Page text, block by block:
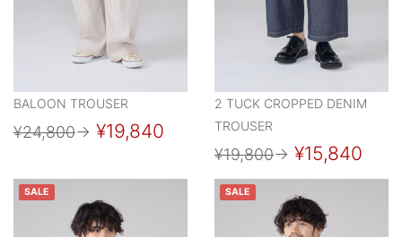
BALOON TROUSER
¥24,800→ ¥19,840
2 TUCK CROPPED DENIM
TROUSER
¥19,800→ ¥15,840
SALE SALE